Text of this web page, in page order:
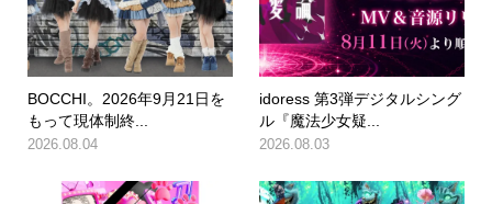
BOCCHI。2026年9月21日を
もって現体制終...
2026.08.04
idoress 第3弾デジタルシング
ル『魔法少女疑...
2026.08.03